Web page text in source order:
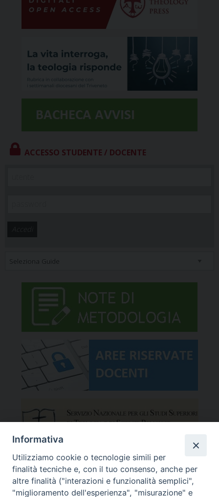
ACCESSO STUDENTE / DOCENTE
Informativa
Utilizziamo cookie o tecnologie simili per
finalità tecniche e, con il tuo consenso, anche per
altre finalità ("interazioni e funzionalità semplici",
"miglioramento dell'esperienza", "misurazione" e